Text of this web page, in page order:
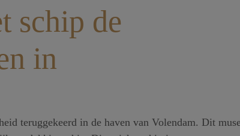
schip de
in
teruggekeerd in de haven van Volendam. Dit